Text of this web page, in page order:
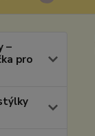
–
pro